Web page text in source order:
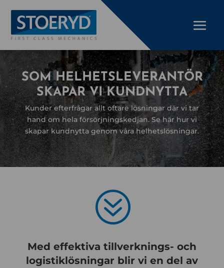
SOM HELHETSLEVERANTÖR
SKAPAR VI KUNDNYTTA
Kunder efterfrågar allt oftare lösningar där vi tar
hand om hela försörjningskedjan. Se här hur vi
skapar kundnytta genom våra helhetslösningar.
?
Med effektiva tillverknings- och
logistiklösningar blir vi en del av